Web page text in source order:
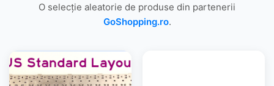
O selecție aleatorie de produse din partenerii
GoShopping.ro.